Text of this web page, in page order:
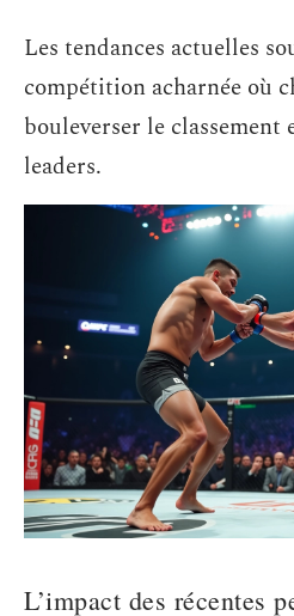
Les tendances actuelles
compétition acharnée où
bouleverser le
leaders.
L’impact des récentes